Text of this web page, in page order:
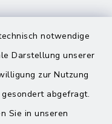
notwendige
Darstellung unserer
zur Nutzung
abgefragt.
Sie in unseren